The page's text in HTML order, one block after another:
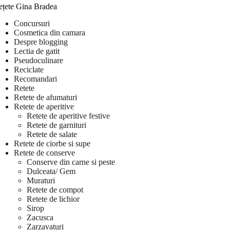
Gina Bradea
Concursuri
Cosmetica din camara
Despre blogging
Lectia de gatit
Pseudoculinare
Reciclate
Recomandari
Retete
Retete de afumaturi
Retete de aperitive
Retete de aperitive festive
Retete de garnituri
Retete de salate
Retete de ciorbe si supe
Retete de conserve
Conserve din carne si peste
Dulceata/ Gem
Muraturi
Retete de compot
Retete de lichior
Sirop
Zacusca
Zarzavaturi